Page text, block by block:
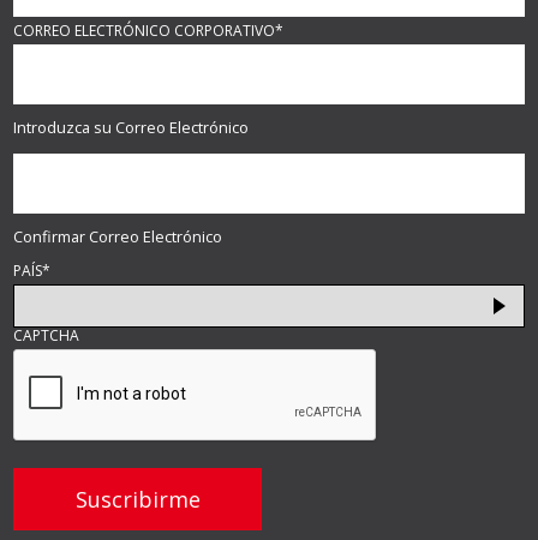
CORREO ELECTRÓNICO CORPORATIVO*
Introduzca su Correo Electrónico
Confirmar Correo Electrónico
PAÍS*
CAPTCHA